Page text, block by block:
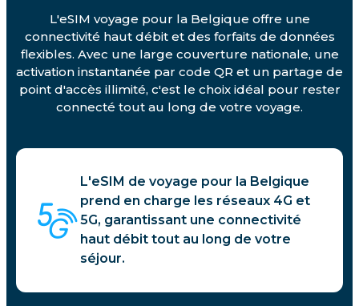
L'eSIM voyage pour la Belgique offre une
connectivité haut débit et des forfaits de données
flexibles. Avec une large couverture nationale, une
activation instantanée par code QR et un partage de
point d'accès illimité, c'est le choix idéal pour rester
connecté tout au long de votre voyage.
L'eSIM de voyage pour la Belgique
prend en charge les réseaux 4G et
5G, garantissant une connectivité
haut débit tout au long de votre
séjour.